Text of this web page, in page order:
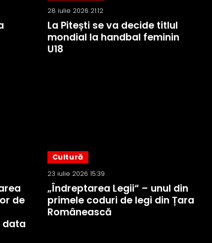
28 iulie 2026 21:12
La Pitești se va decide titlul
mondial la handbal feminin
U18
de
data
Cultură
23 iulie 2026 15:39
„Îndreptarea Legii“ – unul din
primele coduri de legi din Țara
Românească